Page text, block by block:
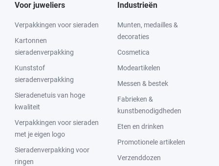
Voor juweliers
Verpakkingen voor sieraden
Kartonnen
sieradenverpakking
Kunststof
sieradenverpakking
Sieradenetuis van hoge
kwaliteit
Verpakkingen voor sieraden
met je eigen logo
Sieradenverpakking voor
ringen
Industrieën
Munten, medailles &
decoraties
Cosmetica
Modeartikelen
Messen & bestek
Fabrieken &
kunstbenodigdheden
Eten en drinken
Promotionele artikelen
Verzenddozen